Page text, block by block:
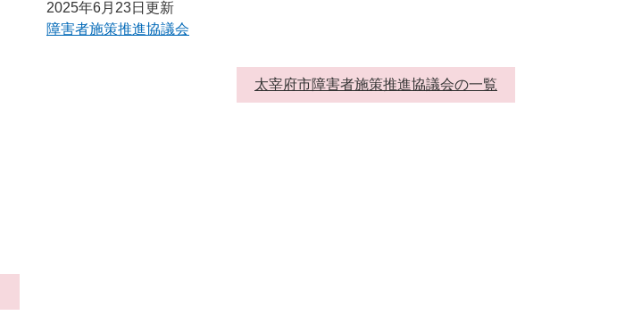
2025年6月23日更新
障害者施策推進協議会
太宰府市障害者施策推進協議会の一覧